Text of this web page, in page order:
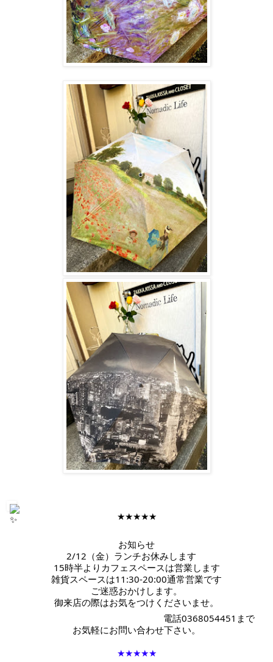
★★★★★
お知らせ
2/12（金）ランチお休みします
15時半よりカフェスペースは営業します
雑貨スペースは11:30-20:00通常営業です
ご迷惑おかけします。
御来店の際はお気をつけくださいませ。
電話0368054451まで
お気軽にお問い合わせ下さい。
★★★★★